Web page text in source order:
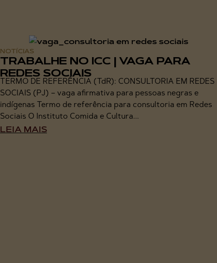
NOTÍCIAS
TRABALHE NO ICC | VAGA PARA
REDES SOCIAIS
TERMO DE REFERÊNCIA (TdR): CONSULTORIA EM REDES
SOCIAIS (PJ) – vaga afirmativa para pessoas negras e
indígenas Termo de referência para consultoria em Redes
Sociais O Instituto Comida e Cultura...
LEIA MAIS